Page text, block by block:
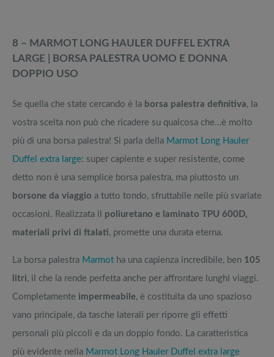
8 – MARMOT LONG HAULER DUFFEL EXTRA
LARGE | BORSA PALESTRA UOMO E DONNA
DOPPIO USO
Se quella che state cercando è la borsa palestra definitiva, la
vostra scelta non può che ricadere su qualcosa che…è molto
più di una borsa palestra! Si parla della Marmot Long Hauler
Duffel extra large: super capiente e super resistente, come
detto non è una semplice borsa palestra, ma piuttosto un
borsone da viaggio a tutto tondo, sfruttabile nelle più svariate
occasioni. Realizzata il poliuretano e laminato TPU 600D,
materiali privi di ftalati, promette una durata eterna.
La borsa palestra Marmot ha una capienza incredibile, ben 105
litri, il che la rende perfetta anche per affrontare lunghi viaggi.
Completamente impermeabile, è costituita da uno spazioso
vano principale, da tasche laterali per riporre gli effetti
personali più piccoli e da un doppio fondo. La caratteristica
più evidente nella Marmot Long Hauler Duffel extra large